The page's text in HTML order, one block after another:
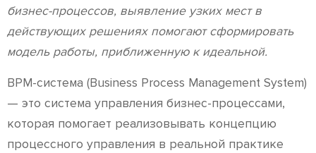
бизнес-процессов, выявление узких мест в
действующих решениях помогают сформировать
модель работы, приближенную к идеальной.
BPM-система (Business Process Management System)
— это система управления бизнес-процессами,
которая помогает реализовывать концепцию
процессного управления в реальной практике